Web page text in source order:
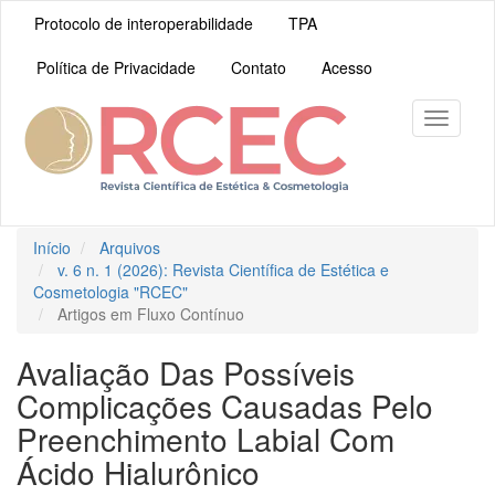
Principal
principal
Lateral
Protocolo de interoperabilidade
TPA
Política de Privacidade
Contato Acesso
Toggle
Início
Arquivos
v. 6 n. 1 (2026): Revista Científica de Estética e
Cosmetologia "RCEC"
Artigos em Fluxo Contínuo
Avaliação Das Possíveis
Complicações Causadas Pelo
Preenchimento Labial Com
Ácido Hialurônico